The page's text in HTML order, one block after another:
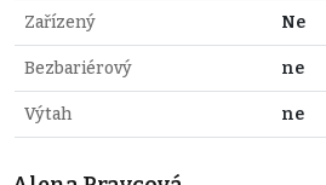
Zařízený Ne
Bezbariérový ne
Výtah ne